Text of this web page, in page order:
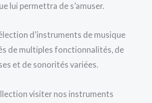
lui permettra de s’amuser.
d’instruments de musique
de multiples fonctionnalités, de
et de sonorités variées.
visiter nos instruments